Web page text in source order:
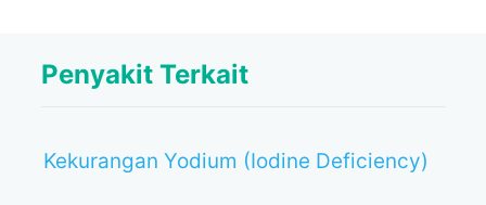
Penyakit Terkait
Kekurangan Yodium (Iodine Deficiency)